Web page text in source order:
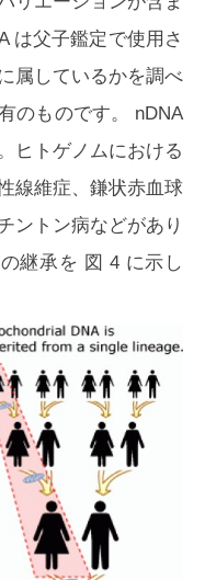
は父子鑑定で使用さ
属しているかを調べ
のものです。 nDNA
ヒトゲノムにおける
線維症、鎌状赤血球
ントン病などがあり
継承を 図 4 に示し